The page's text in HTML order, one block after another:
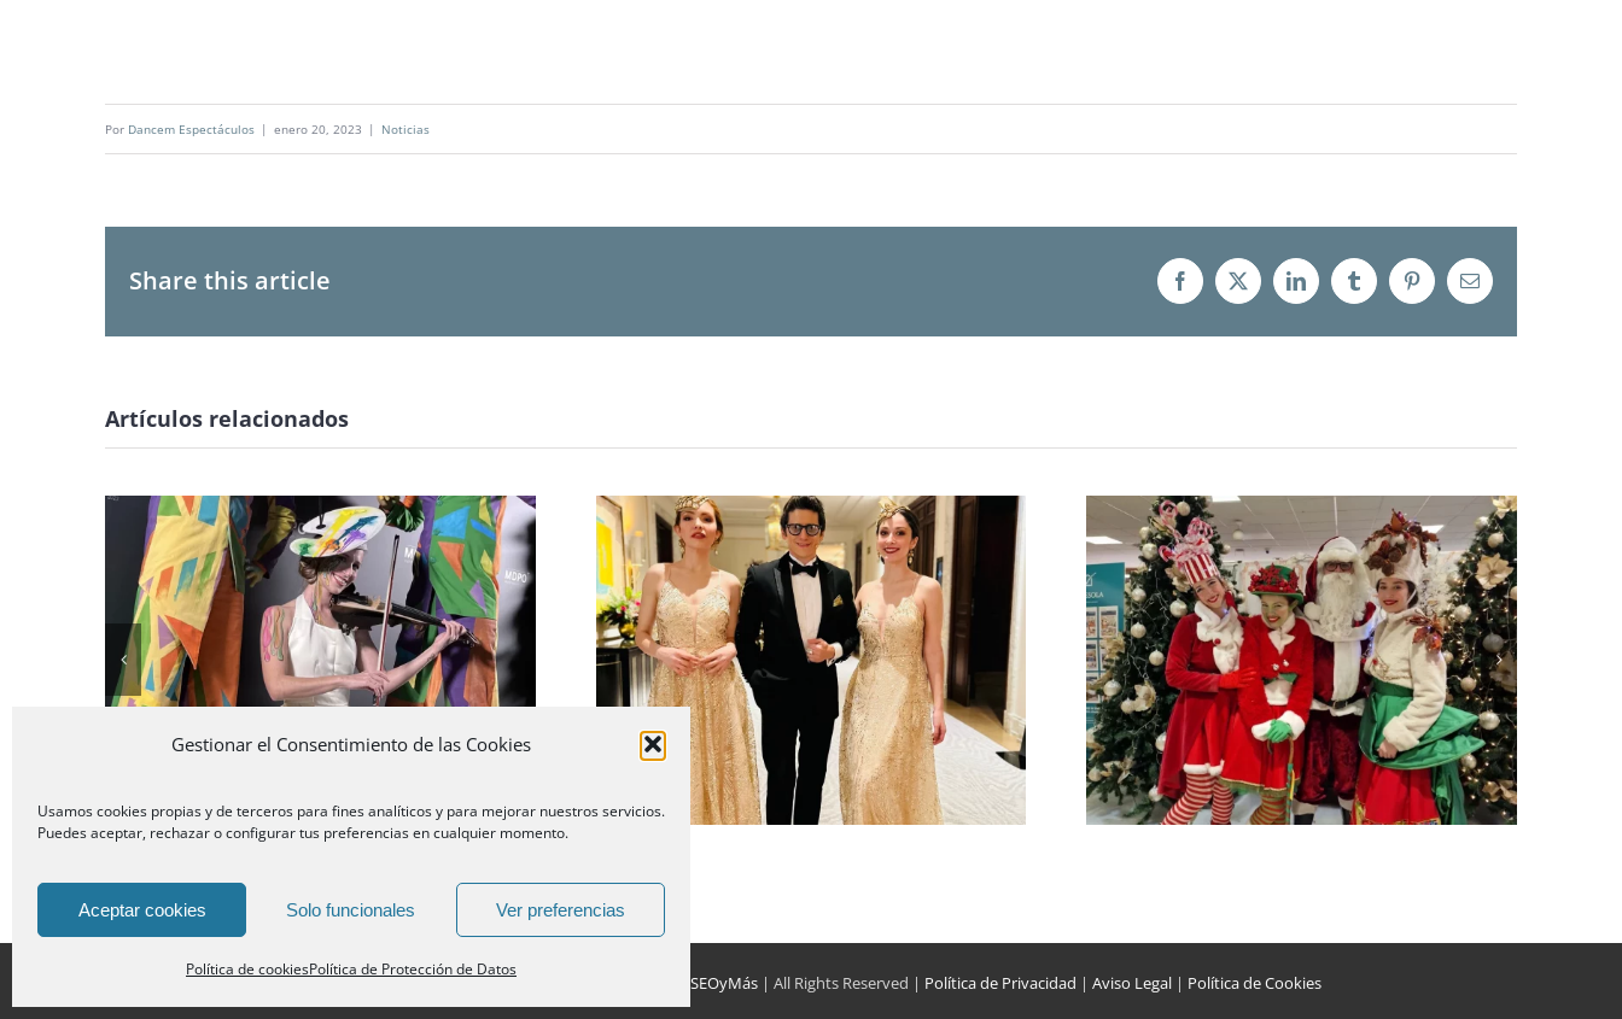
Gestionar el Consentimiento de las Cookies
Usamos cookies propias y de terceros para fines analíticos y para mejorar nuestros servicios.
Puedes aceptar, rechazar o configurar tus preferencias en cualquier momento.
Aceptar cookies Solo funcionales Ver preferencias
Política de cookiesPolítica de Protección de Datos
Por Dancem Espectáculos | enero 20, 2023 | Noticias
Share this article Facebook
X LinkedInTumblrPinterestCorreo
electrónico
Artículos relacionados
Arte en Vivo en el Restaurante
Nubel: una noche de
espectáculo y creatividad en
Madrid
Noche Elegante en Navidad:
glamour, vestuario exclusivo y
animación de lujo en el Four
Seasons
Duendecillas revolucionan
Madrid junto a Papá Noel
© Copyright -2026 | DANCEM ESPECTÁCULOS by WebSEOyMás| All Rights Reserved | Política de Privacidad | Aviso Legal| Política de Cookies